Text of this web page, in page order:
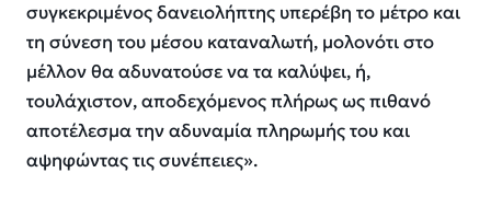
συγκεκριμένος δανειολήπτης υπερέβη το μέτρο και
τη σύνεση του μέσου καταναλωτή, μολονότι στο
μέλλον θα αδυνατούσε να τα καλύψει, ή,
τουλάχιστον, αποδεχόμενος πλήρως ως πιθανό
αποτέλεσμα την αδυναμία πληρωμής του και
αψηφώντας τις συνέπειες».